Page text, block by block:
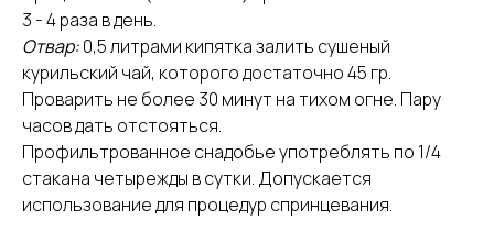
3 - 4 раза в день.
Отвар:0,5 литрами кипятка залить сушеный
курильский чай, которого достаточно 45 гр.
Проварить не более 30 минут на тихом огне. Пару
часов дать отстояться.
Профильтрованное снадобье употреблять по 1/4
стакана четырежды в сутки. Допускается
использование для процедур спринцевания.